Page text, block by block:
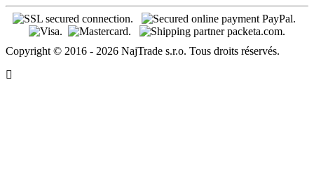
Copyright © 2016 - 2026 NajTrade s.r.o. Tous droits réservés.